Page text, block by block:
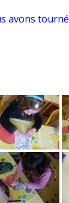
avons